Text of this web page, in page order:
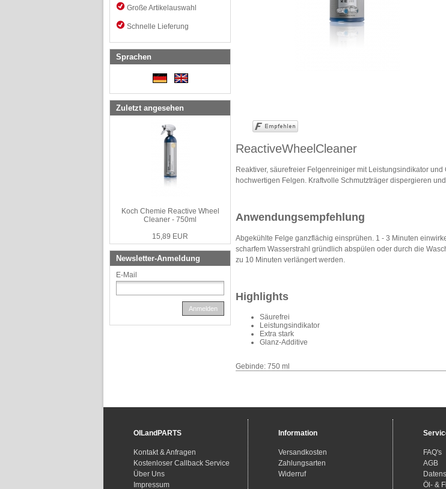
ReactiveWheelCleaner
Reaktiver, säurefreier Felgenreiniger mit Leistungsindikator
hochwertigen Felgen. Kraftvolle Schmutzträger dispergieren
Anwendungsempfehlung
Abgekühlte Felge ganzflächig einsprühen. 1 - 3 Minuten
scharfem Wasserstrahl gründlich abspülen oder durch die
zu 10 Minuten verlängert werden.
Highlights
Säurefrei
Leistungsindikator
Extra stark
Glanz-Additive
Gebinde: 750 ml
Große Artikelauswahl
Schnelle Lieferung
Sprachen
Zuletzt angesehen
Koch Chemie Reactive Wheel
Cleaner - 750ml
15,89 EUR
Newsletter-Anmeldung
E-Mail
Anmelden
OILandPARTS
Kontakt & Anfragen
Kostenloser Callback Service
Über Uns
Impressum
Information
Versandkosten
Zahlungsarten
Widerruf
FAQ's
AGB
Öl- &